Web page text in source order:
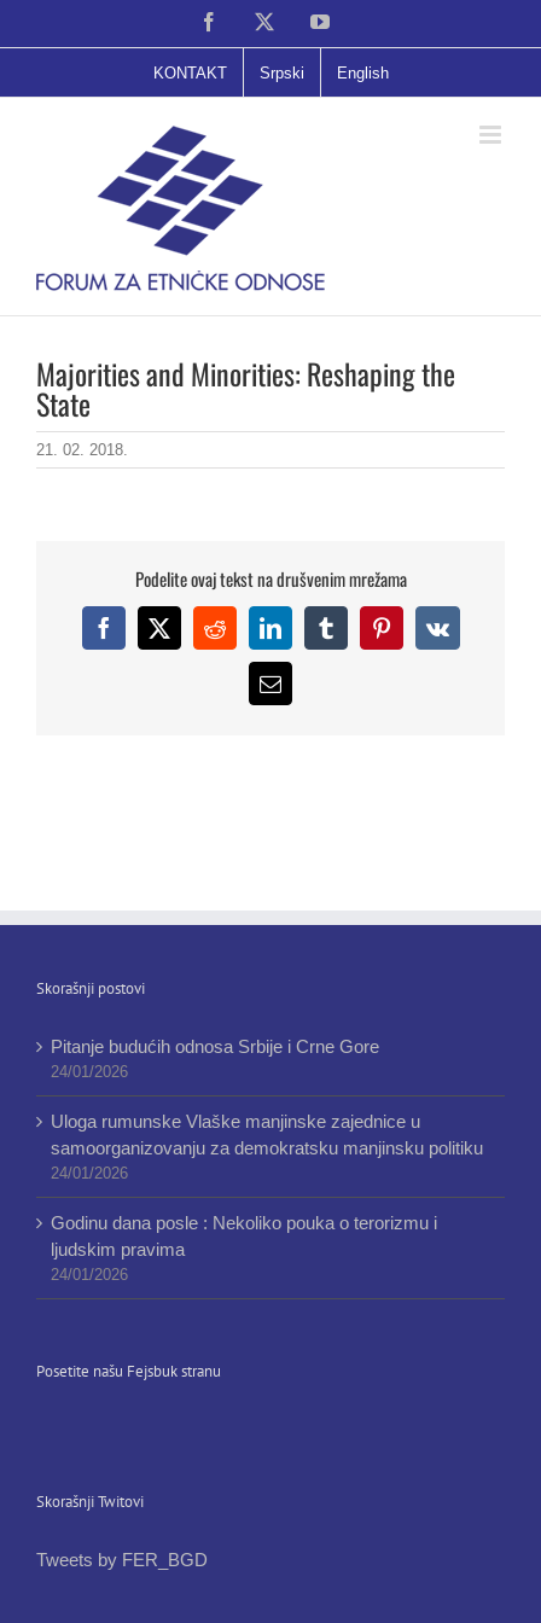
Facebook YouTube
KONTAKT Srpski English
Majorities and Minorities: Reshaping the
State
21. 02. 2018.
Podelite ovaj tekst na drušvenim mrežama
Facebook
X RedditLinkedInTumblrPinterest
Vk
Email
Skorašnji postovi
Pitanje budućih odnosa Srbije i Crne Gore
24/01/2026
Uloga rumunske Vlaške manjinske zajednice u
samoorganizovanju za demokratsku manjinsku politiku
24/01/2026
Godinu dana posle : Nekoliko pouka o terorizmu i
ljudskim pravima
24/01/2026
Posetite našu Fejsbuk stranu
Skorašnji Twitovi
Tweets by FER_BGD